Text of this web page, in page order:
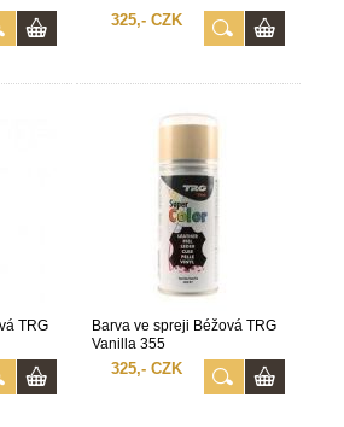
325,- CZK
TRG
Barva ve spreji Béžová TRG
Vanilla 355
325,- CZK